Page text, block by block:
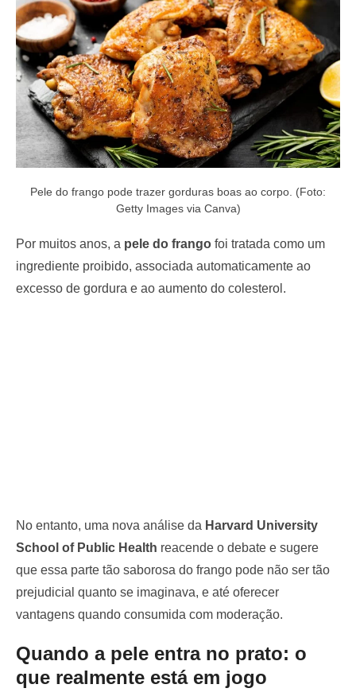
o
n
Pele do frango pode trazer gorduras boas ao corpo. (Foto:
Getty Images via Canva)
Por muitos anos, a pele do frango foi tratada como um
ingrediente proibido, associada automaticamente ao
excesso de gordura e ao aumento do colesterol.
No entanto, uma nova análise da Harvard University
School of Public Health reacende o debate e sugere
que essa parte tão saborosa do frango pode não ser tão
prejudicial quanto se imaginava, e até oferecer
vantagens quando consumida com moderação.
Quando a pele entra no prato: o
que realmente está em jogo